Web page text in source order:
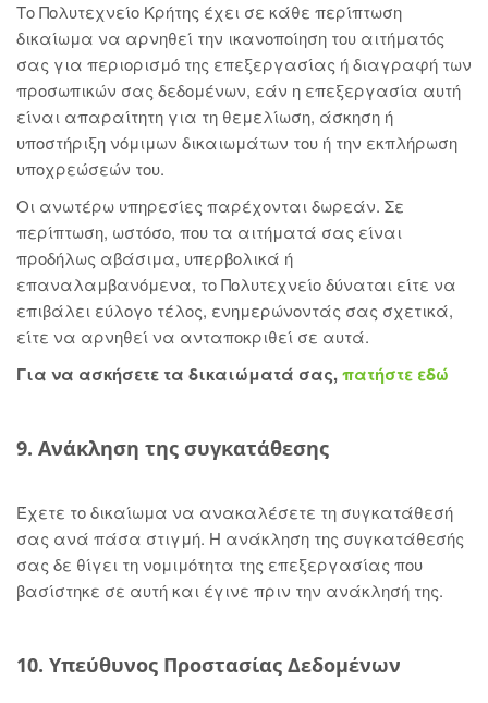
Το Πολυτεχνείο Κρήτης έχει σε κάθε περίπτωση
δικαίωμα να αρνηθεί την ικανοποίηση του αιτήματός
σας για περιορισμό της επεξεργασίας ή διαγραφή των
προσωπικών σας δεδομένων, εάν η επεξεργασία αυτή
είναι απαραίτητη για τη θεμελίωση, άσκηση ή
υποστήριξη νόμιμων δικαιωμάτων του ή την εκπλήρωση
υποχρεώσεών του.
Οι ανωτέρω υπηρεσίες παρέχονται δωρεάν. Σε
περίπτωση, ωστόσο, που τα αιτήματά σας είναι
προδήλως αβάσιμα, υπερβολικά ή
επαναλαμβανόμενα, το Πολυτεχνείο δύναται είτε να
επιβάλει εύλογο τέλος, ενημερώνοντάς σας σχετικά,
είτε να αρνηθεί να ανταποκριθεί σε αυτά.
Για να ασκήσετε τα δικαιώματά σας,πατήστε εδώ
9. Ανάκληση της συγκατάθεσης
Έχετε το δικαίωμα να ανακαλέσετε τη συγκατάθεσή
σας ανά πάσα στιγμή. Η ανάκληση της συγκατάθεσής
σας δε θίγει τη νομιμότητα της επεξεργασίας που
βασίστηκε σε αυτή και έγινε πριν την ανάκλησή της.
10. Υπεύθυνος Προστασίας Δεδομένων